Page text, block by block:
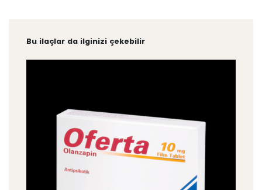
Bu ilaçlar da ilginizi çekebilir